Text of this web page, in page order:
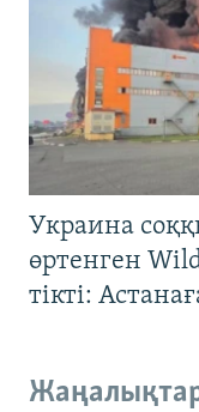
Украина
өртенген
тікті: